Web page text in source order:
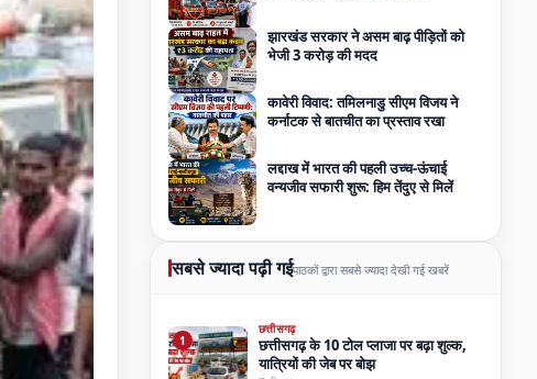
झारखंड सरकार ने असम बाढ़ पीड़ितों को
भेजी 3 करोड़ की मदद
कावेरी विवाद: तमिलनाडु सीएम विजय ने
कर्नाटक से बातचीत का प्रस्ताव रखा
लद्दाख में भारत की पहली उच्च-ऊंचाई
वन्यजीव सफारी शुरू: हिम तेंदुए से मिलें
सबसे ज्यादा पढ़ी गईपाठकों द्वारा सबसे ज्यादा देखी गई खबरें
1
छत्तीसगढ़
छत्तीसगढ़ के 10 टोल प्लाजा पर बढ़ा शुल्क,
यात्रियों की जेब पर बोझ